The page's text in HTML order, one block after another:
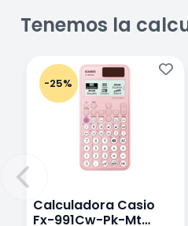
Tenemos la
-25%
Calculadora Casio
Fx-991Cw-Pk-Mt